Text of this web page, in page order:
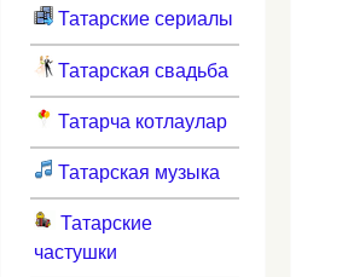
Татарские сериалы
Татарская свадьба
Татарча котлаулар
Татарская музыка
Татарские
частушки